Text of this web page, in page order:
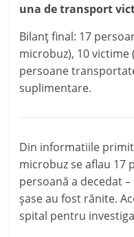
una de transport
Bilanț final: 17
microbuz), 10 victime
persoane
suplimentare.
Din informatiile
microbuz se aflau 17
persoană a decedat
șase au fost rănite.
spital pentru